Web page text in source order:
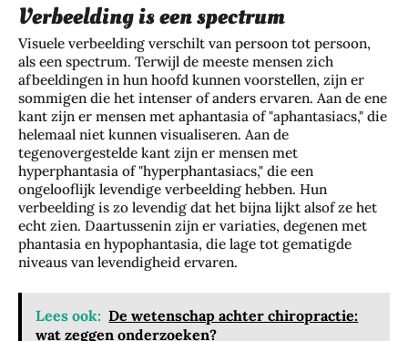
Verbeelding is een spectrum
Visuele verbeelding verschilt van persoon tot persoon,
als een spectrum. Terwijl de meeste mensen zich
afbeeldingen in hun hoofd kunnen voorstellen, zijn er
sommigen die het intenser of anders ervaren. Aan de ene
kant zijn er mensen met aphantasia of "aphantasiacs," die
helemaal niet kunnen visualiseren. Aan de
tegenovergestelde kant zijn er mensen met
hyperphantasia of "hyperphantasiacs," die een
ongelooflijk levendige verbeelding hebben. Hun
verbeelding is zo levendig dat het bijna lijkt alsof ze het
echt zien. Daartussenin zijn er variaties, degenen met
phantasia en hypophantasia, die lage tot gematigde
niveaus van levendigheid ervaren.
Lees ook: De wetenschap achter chiropractie:
wat zeggen onderzoeken?